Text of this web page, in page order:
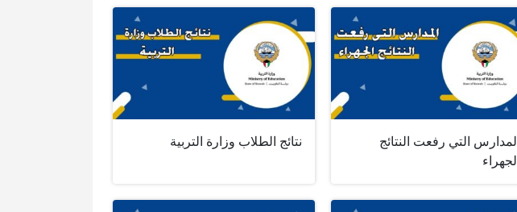
المدارس التي رفعت النتائج
الجهراء
نتائج الطلاب وزارة التربية